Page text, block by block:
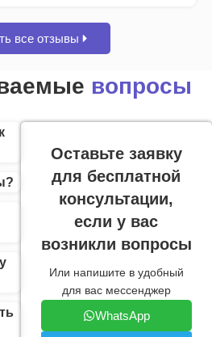
все отзывы
вопросы
Оставьте заявку
для бесплатной
консультации,
если у вас
возникли вопросы
Или напишите в удобный
для вас мессенджер
WhatsApp